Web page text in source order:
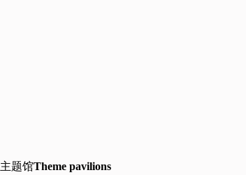
主题馆Theme pavilions